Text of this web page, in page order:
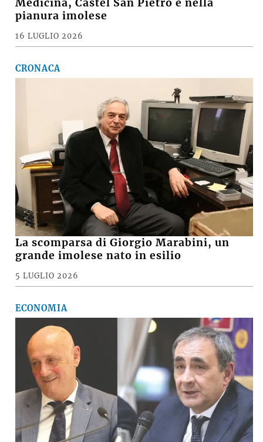
Medicina, Castel San Pietro e nella
pianura imolese
16 LUGLIO 2026
CRONACA
La scomparsa di Giorgio Marabini, un
grande imolese nato in esilio
5 LUGLIO 2026
ECONOMIA